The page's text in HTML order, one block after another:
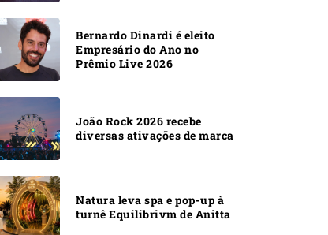
Bernardo Dinardi é eleito
Empresário do Ano no
Prêmio Live 2026
João Rock 2026 recebe
diversas ativações de marca
Natura leva spa e pop-up à
turnê Equilibrivm de Anitta